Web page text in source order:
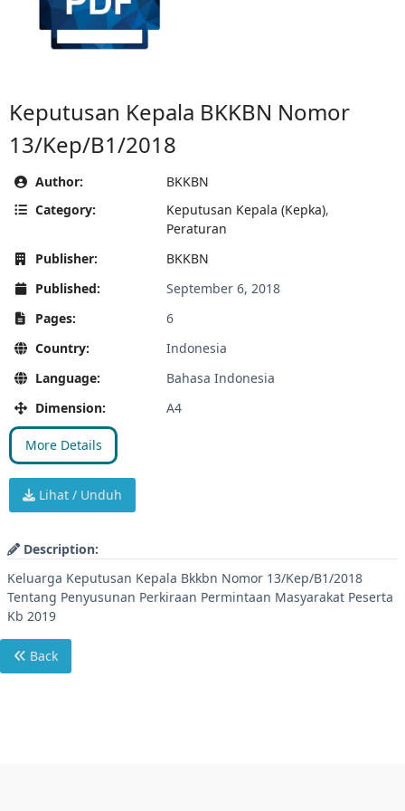
Keputusan Kepala BKKBN Nomor
13/Kep/B1/2018
Author:
BKKBN
Category:
Keputusan Kepala (Kepka),
Peraturan
Publisher:
BKKBN
Published:
September 6, 2018
Pages:
6
Country:
Indonesia
Language:
Bahasa Indonesia
Dimension:
A4
More Details
Lihat / Unduh
Description:
Keluarga Keputusan Kepala Bkkbn Nomor 13/Kep/B1/2018
Tentang Penyusunan Perkiraan Permintaan Masyarakat Peserta
Kb 2019
Back